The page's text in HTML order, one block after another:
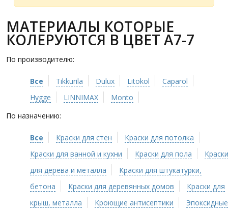
МАТЕРИАЛЫ КОТОРЫЕ
КОЛЕРУЮТСЯ В ЦВЕТ A7-7
По производителю:
Все Tikkurila Dulux Litokol
Caparol
Hygge
LINNIMAX
Monto
По назначению:
Все Краски для стен
Краски для потолка
Краски для ванной и кухни
Краски для пола
Краски
для дерева и металла
Краски для штукатурки,
бетона
Краски для деревянных домов
Краски для
крыш, металла
Кроющие антисептики
Эпоксидные